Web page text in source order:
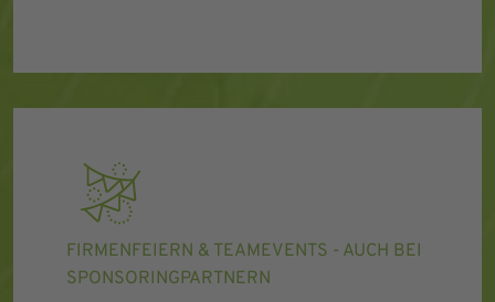
FIRMENFEIERN & TEAMEVENTS - AUCH BEI
SPONSORINGPARTNERN